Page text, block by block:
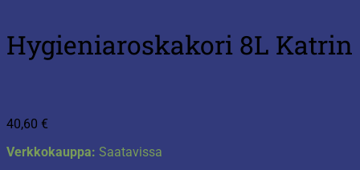
Hygieniaroskakori 8L Katrin
40,60 €
Verkkokauppa: Saatavissa